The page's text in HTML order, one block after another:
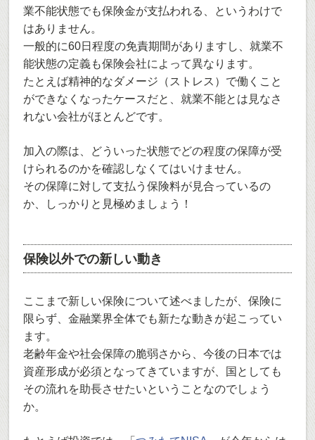
業不能状態でも保険金が支払われる、というわけで
はありません。
一般的に60日程度の免責期間がありますし、就業不
能状態の定義も保険会社によって異なります。
たとえば精神的なダメージ（ストレス）で働くこと
ができなくなったケースだと、就業不能とは見なさ
れない会社がほとんどです。
加入の際は、どういった状態でどの程度の保障が受
けられるのかを確認しなくてはいけません。
その保障に対して支払う保険料が見合っているの
か、しっかりと見極めましょう！
保険以外での新しい動き
ここまで新しい保険について述べましたが、保険に
限らず、金融業界全体でも新たな動きが起こってい
ます。
老齢年金や社会保障の脆弱さから、今後の日本では
資産形成が必須となってきていますが、国としても
その流れを助長させたいということなのでしょう
か。